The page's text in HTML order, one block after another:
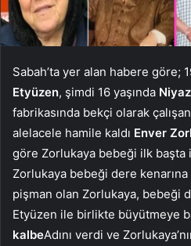
Sabah’ta yer alan habere göre;
Etyüzen, şimdi 16 yaşında
fabrikasında bekçi olarak
alelacele hamile kaldı Enver
göre Zorlukaya bebeği ilk
Zorlukaya bebeği dere kenarına
pişman olan Zorlukaya, bebeği
Etyüzen ile birlikte büyütmeye
kalbeAdını verdi ve